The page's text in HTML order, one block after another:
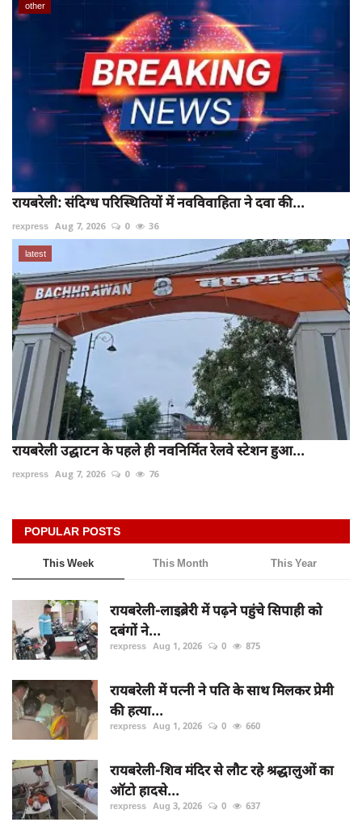
other
रायबरेली: संदिग्ध परिस्थितियों में नवविवाहिता ने दवा की...
rexpress Aug 7, 2026 0 36
latest
रायबरेली उद्घाटन के पहले ही नवनिर्मित रेलवे स्टेशन हुआ...
rexpress Aug 7, 2026 0 76
POPULAR POSTS
This Week This Month This Year
रायबरेली-लाइब्रेरी में पढ़ने पहुंचे सिपाही को
दबंगों ने...
rexpress Aug 1, 2026 0 875
रायबरेली में पत्नी ने पति के साथ मिलकर प्रेमी
की हत्या...
rexpress Aug 1, 2026 0 660
रायबरेली-शिव मंदिर से लौट रहे श्रद्धालुओं का
ऑटो हादसे...
rexpress Aug 3, 2026 0 637